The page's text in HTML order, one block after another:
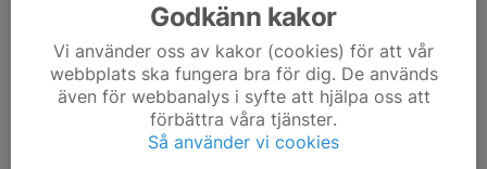
Dela nyhet
Tidigare nyheter
Godkänn kakor
Vi använder oss av kakor (cookies) för att vår
webbplats ska fungera bra för dig. De används
även för webbanalys i syfte att hjälpa oss att
förbättra våra tjänster.
Så använder vi cookies